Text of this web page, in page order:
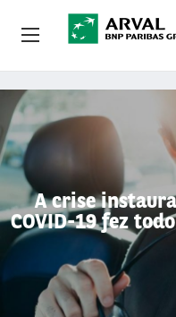
Pular para o conteúdo
A crise
COVID-19 fez
Conheça A Arval